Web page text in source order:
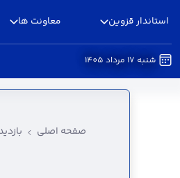
استاندار قزوین معاونت ها
شنبه 17 مرداد 1405
بازدید نماینده ولی فقیه
صفحه اصلی